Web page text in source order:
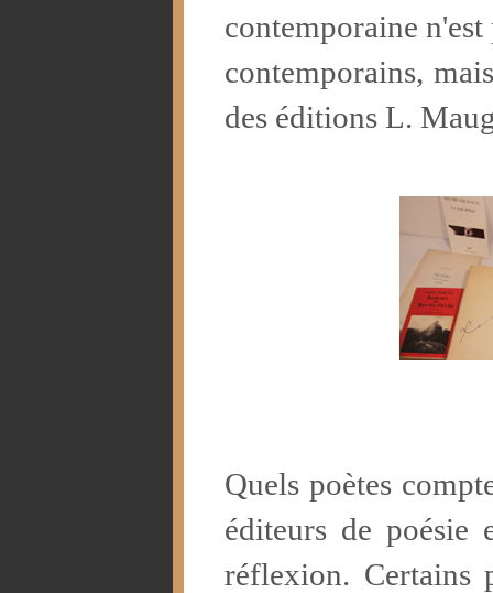
contemporaine
contemporains,
des éditions L.
Quels poètes
éditeurs de poésie
réflexion. Certains